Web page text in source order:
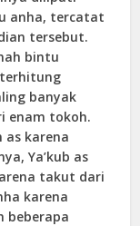
anha, tercatat
tersebut.
bintu
banyak
enam tokoh.
as karena
Ya’kub as
takut dari
karena
beberapa